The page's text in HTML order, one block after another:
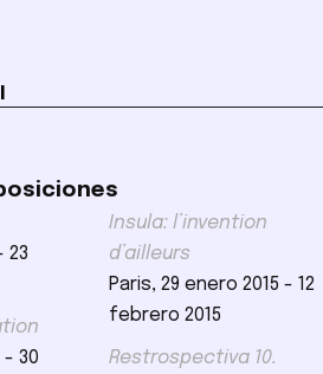
23
- 30
Insula: l’invention
d’ailleurs
Paris, 29 enero 2015 - 12
febrero 2015
Restrospectiva 10.